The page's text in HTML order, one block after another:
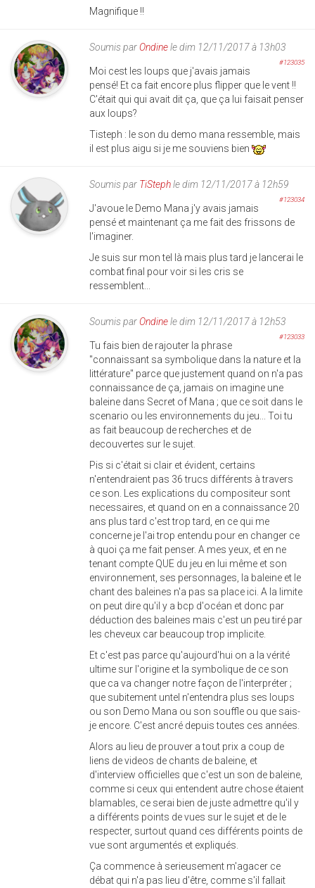
Magnifique !!
Soumis parOndinele dim 12/11/2017 à 13h03
#123035
Moi cest les loups que j'avais jamais
pensé! Et ca fait encore plus flipper que le vent !!
C'était qui qui avait dit ça, que ça lui faisait penser
aux loups?
Tisteph : le son du demo mana ressemble, mais
il est plus aigu si je me souviens bien
Soumis par TiStephle dim 12/11/2017 à 12h59
#123034
J'avoue le Demo Mana j'y avais jamais
pensé et maintenant ça me fait des frissons de
l'imaginer.
Je suis sur mon tel là mais plus tard je lancerai le
combat final pour voir si les cris se
ressemblent...
Soumis parOndinele dim 12/11/2017 à 12h53
#123033
Tu fais bien de rajouter la phrase
"connaissant sa symbolique dans la nature et la
littérature" parce que justement quand on n'a pas
connaissance de ça, jamais on imagine une
baleine dans Secret of Mana ; que ce soit dans le
scenario ou les environnements du jeu... Toi tu
as fait beaucoup de recherches et de
decouvertes sur le sujet.
Pis si c'était si clair et évident, certains
n'entendraient pas 36 trucs différents à travers
ce son. Les explications du compositeur sont
necessaires, et quand on en a connaissance 20
ans plus tard c'est trop tard, en ce qui me
concerne je l'ai trop entendu pour en changer ce
à quoi ça me fait penser. A mes yeux, et en ne
tenant compte QUE du jeu en lui même et son
environnement, ses personnages, la baleine et le
chant des baleines n'a pas sa place ici. A la limite
on peut dire qu'il y a bcp d'océan et donc par
déduction des baleines mais c'est un peu tiré par
les cheveux car beaucoup trop implicite.
Et c'est pas parce qu'aujourd'hui on a la vérité
ultime sur l'origine et la symbolique de ce son
que ca va changer notre façon de l'interpréter ;
que subitement untel n'entendra plus ses loups
ou son Demo Mana ou son souffle ou que sais-
je encore. C'est ancré depuis toutes ces années.
Alors au lieu de prouver a tout prix a coup de
liens de videos de chants de baleine, et
d'interview officielles que c'est un son de baleine,
comme si ceux qui entendent autre chose étaient
blamables, ce serai bien de juste admettre qu'il y
a différents points de vues sur le sujet et de le
respecter, surtout quand ces différents points de
vue sont argumentés et expliqués.
Ça commence à serieusement m'agacer ce
débat qui n'a pas lieu d'être, comme s'il fallait